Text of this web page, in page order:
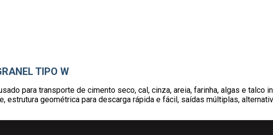
TIPO W
para transporte de cimento seco, cal, cinza, areia, farinha, algas e
estrutura geométrica para descarga rápida e fácil, saídas múltiplas,